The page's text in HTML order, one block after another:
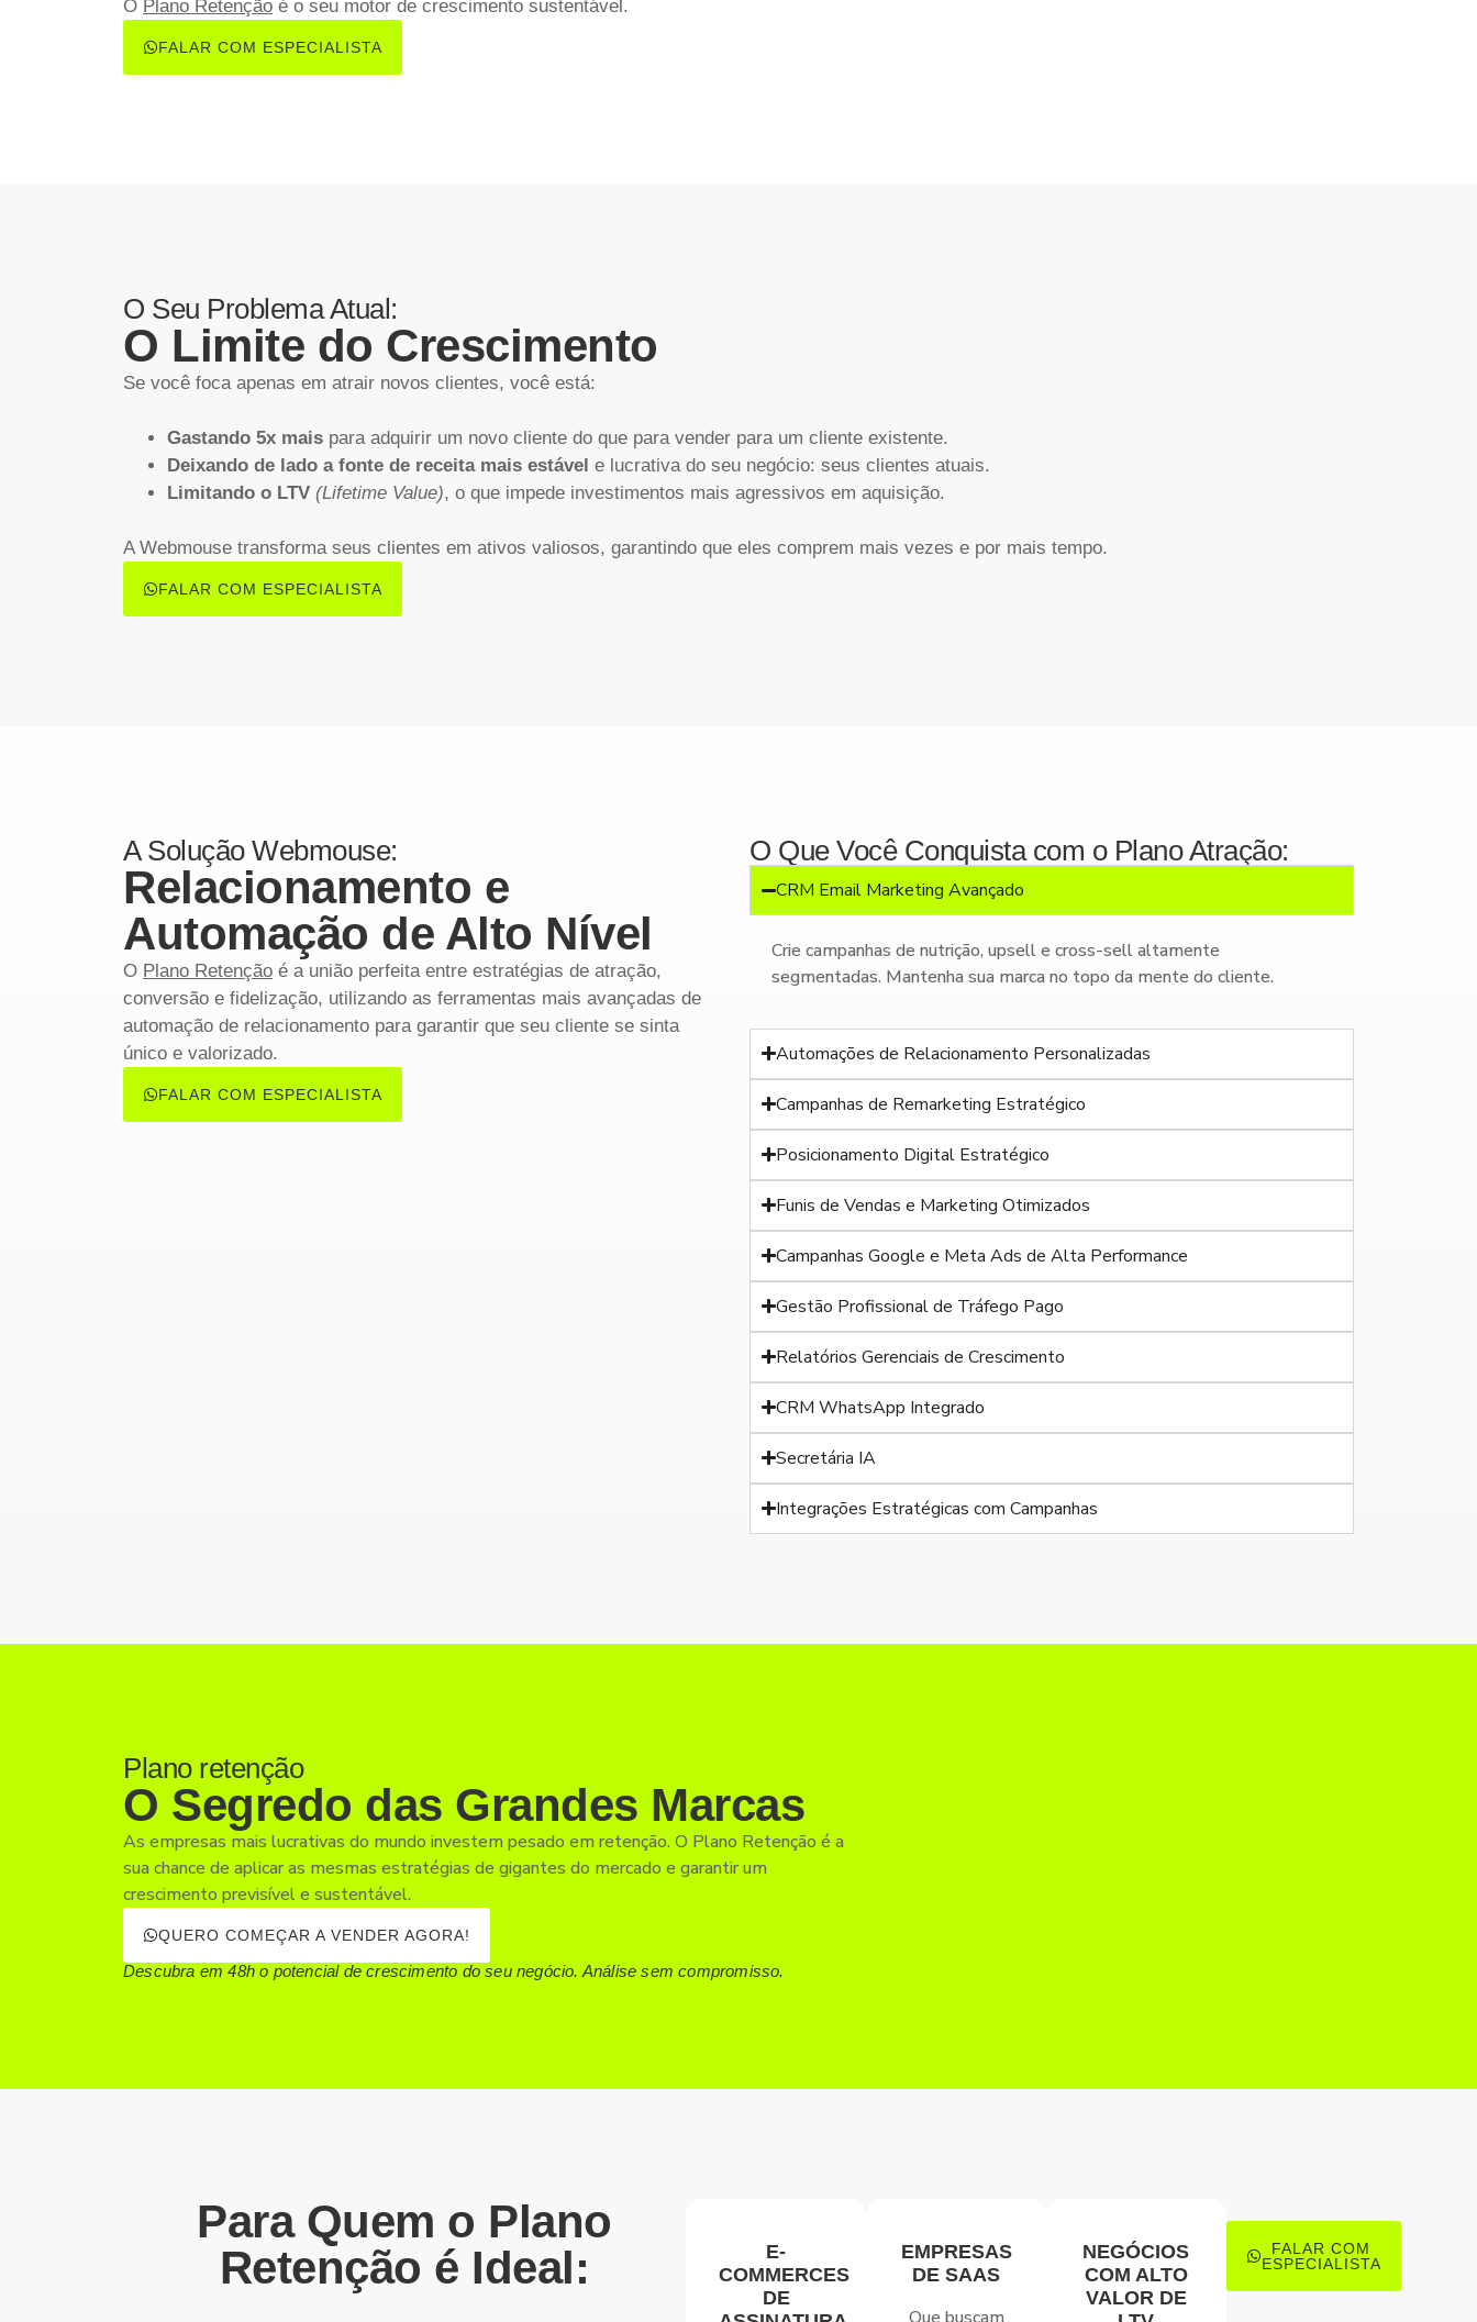
O Plano Retenção é o seu motor de crescimento sustentável.
FALAR COM ESPECIALISTA
O Seu Problema Atual:
O Limite do Crescimento
Se você foca apenas em atrair novos clientes, você está:
Gastando 5x mais para adquirir um novo cliente do que para vender para um cliente existente.
Deixando de lado a fonte de receita mais estável e lucrativa do seu negócio: seus clientes atuais.
Limitando o LTV (Lifetime Value), o que impede investimentos mais agressivos em aquisição.
A Webmouse transforma seus clientes em ativos valiosos, garantindo que eles comprem mais vezes e por mais tempo.
FALAR COM ESPECIALISTA
A Solução Webmouse:
Relacionamento e
Automação de Alto Nível
O Plano Retenção é a união perfeita entre estratégias de atração,
conversão e fidelização, utilizando as ferramentas mais avançadas de
automação de relacionamento para garantir que seu cliente se sinta
único e valorizado.
FALAR COM ESPECIALISTA
O Que Você Conquista com o Plano Atração:
CRM Email Marketing Avançado
Crie campanhas de nutrição, upsell e cross-sell altamente
segmentadas. Mantenha sua marca no topo da mente do cliente.
Automações de Relacionamento Personalizadas
Campanhas de Remarketing Estratégico
Posicionamento Digital Estratégico
Funis de Vendas e Marketing Otimizados
Campanhas Google e Meta Ads de Alta Performance
Gestão Profissional de Tráfego Pago
Relatórios Gerenciais de Crescimento
CRM WhatsApp Integrado
Secretária IA
Integrações Estratégicas com Campanhas
Plano retenção
O Segredo das Grandes Marcas
As empresas mais lucrativas do mundo investem pesado em retenção. O Plano Retenção é a
sua chance de aplicar as mesmas estratégias de gigantes do mercado e garantir um
crescimento previsível e sustentável.
QUERO COMEÇAR A VENDER AGORA!
Descubra em 48h o potencial de crescimento do seu negócio. Análise sem compromisso.
Para Quem o Plano
Retenção é Ideal:
E-
COMMERCES
DE
EMPRESAS
DE SAAS
NEGÓCIOS
COM ALTO
VALOR DE
FALAR COM
ESPECIALISTA